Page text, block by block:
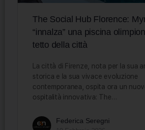
The Social Hub Florence:
“innalza” una piscina
tetto della città
La città di Firenze, nota per la sua
storica e la sua vivace evoluzione
contemporanea, ospita ora un
ospitalità innovativa: The…
Federica Seregni